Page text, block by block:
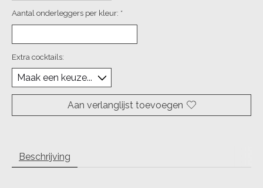
Aantal onderleggers per kleur: *
Extra cocktails:
Aan verlanglijst toevoegen
Beschrijving